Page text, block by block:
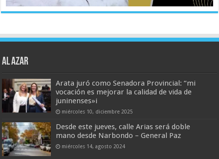
AL AZAR
Arata juró como Senadora Provincial: “mi
vocación es mejorar la calidad de vida de
juninenses»i
miércoles 10, diciembre 2025
Desde este jueves, calle Arias será doble
mano desde Narbondo – General Paz
miércoles 14, agosto 2024